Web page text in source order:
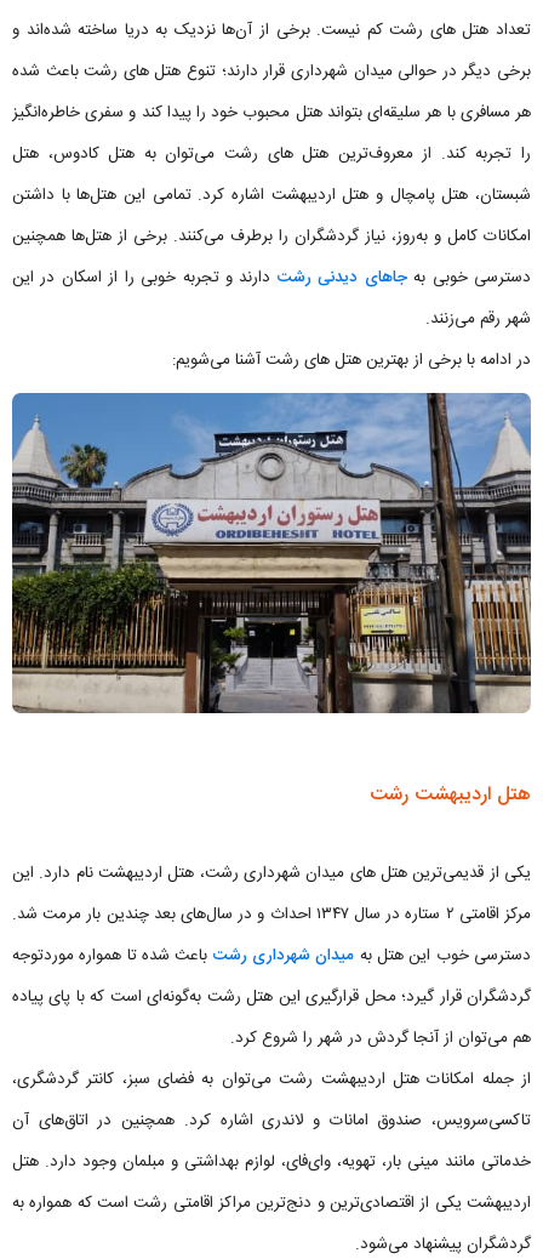
تعداد هتل های رشت کم نیست. برخی از آن‌ها نزدیک به دریا ساخته شده‌اند و
برخی دیگر در حوالی میدان شهرداری قرار دارند؛ تنوع هتل های رشت باعث شده
هر مسافری با هر سلیقه‌ای بتواند هتل محبوب خود را پیدا کند و سفری خاطره‌انگیز
را تجربه کند. از معروف‌ترین هتل های رشت می‌توان به هتل کادوس، هتل
شبستان، هتل پامچال و هتل اردیبهشت اشاره کرد. تمامی این هتل‌ها با داشتن
امکانات کامل و به‌روز، نیاز گردشگران را برطرف می‌کنند. برخی از هتل‌ها همچنین
دسترسی خوبی بهجاهای دیدنی رشت دارند و تجربه خوبی را از اسکان در این
شهر رقم می‌زنند.
در ادامه با برخی از بهترین هتل های رشت آشنا می‌شویم:
هتل اردیبهشت رشت
یکی از قدیمی‌ترین هتل های میدان شهرداری رشت، هتل اردیبهشت نام دارد. این
مرکز اقامتی ۲ ستاره در سال ۱۳۴۷ احداث و در سال‌های بعد چندین بار مرمت شد.
دسترسی خوب این هتل به میدان شهرداری رشت باعث شده تا همواره موردتوجه
گردشگران قرار گیرد؛ محل قرارگیری این هتل رشت به‌گونه‌ای است که با پای پیاده
هم می‌توان از آنجا گردش در شهر را شروع کرد.
از جمله امکانات هتل اردیبهشت رشت می‌توان به فضای سبز، کانتر گردشگری،
تاکسی‌سرویس، صندوق امانات و لاندری اشاره کرد. همچنین در اتاق‌های آن
خدماتی مانند مینی بار، تهویه، وای‌فای، لوازم بهداشتی و مبلمان وجود دارد. هتل
اردیبهشت یکی از اقتصادی‌ترین و دنج‌ترین مراکز اقامتی رشت است که همواره به
گردشگران پیشنهاد می‌شود.